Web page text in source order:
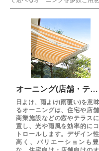
Q＆A
お気に入り
オーニング(店舗・テラス・窓用等)
日よけ、雨よけ(雨覆い)を意
るオーニングは、住宅や店舗
商業施設などの窓やテラス
置し、光や雨風を効率的に
トロールします。デザイン
高く、バリエーションも